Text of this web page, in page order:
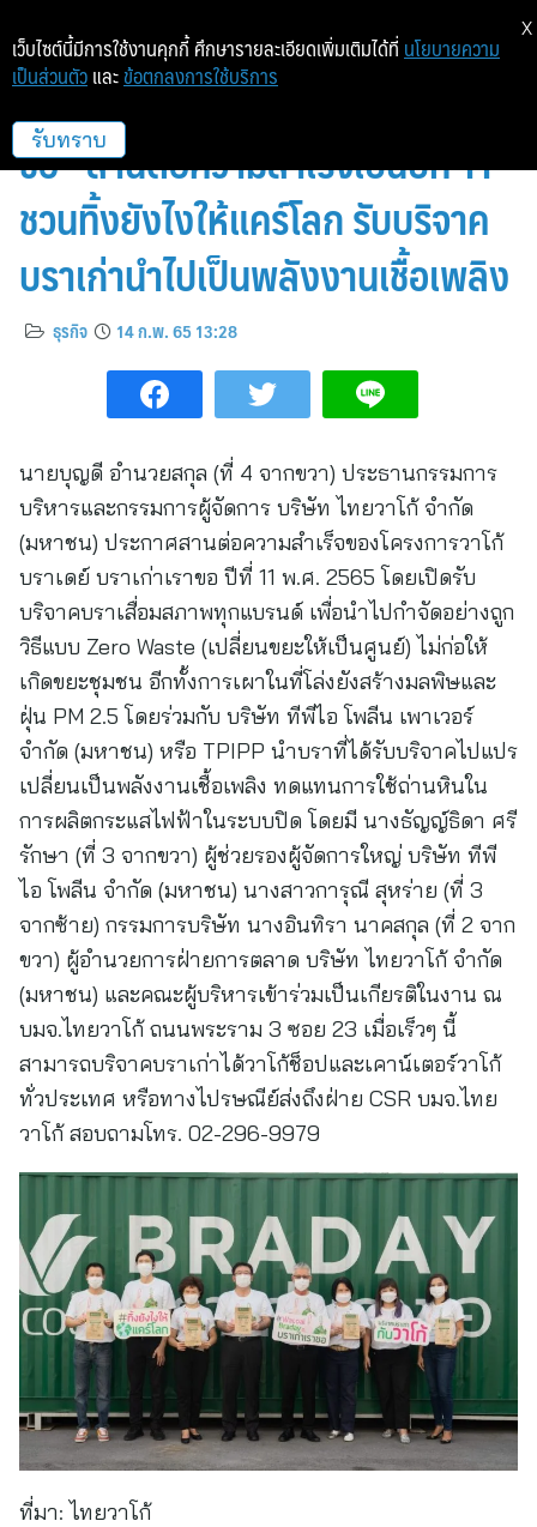
โครงการ “วาโก้บราเดย์ บราเก่าเรา
ขอ” สานต่อความสำเร็จเป็นปีที่ 11
ชวนทิ้งยังไงให้แคร์โลก รับบริจาค
บราเก่านำไปเป็นพลังงานเชื้อเพลิง
ธุรกิจ 14 ก.พ. 65 13:28
นายบุญดี อำนวยสกุล (ที่ 4 จากขวา) ประธานกรรมการ
บริหารและกรรมการผู้จัดการ บริษัท ไทยวาโก้ จำกัด
(มหาชน) ประกาศสานต่อความสำเร็จของโครงการวาโก้
บราเดย์ บราเก่าเราขอ ปีที่ 11 พ.ศ. 2565 โดยเปิดรับ
บริจาคบราเสื่อมสภาพทุกแบรนด์ เพื่อนำไปกำจัดอย่างถูก
วิธีแบบ Zero Waste (เปลี่ยนขยะให้เป็นศูนย์) ไม่ก่อให้
เกิดขยะชุมชน อีกทั้งการเผาในที่โล่งยังสร้างมลพิษและ
ฝุ่น PM 2.5 โดยร่วมกับ บริษัท ทีพีไอ โพลีน เพาเวอร์
จำกัด (มหาชน) หรือ TPIPP นำบราที่ได้รับบริจาคไปแปร
เปลี่ยนเป็นพลังงานเชื้อเพลิง ทดแทนการใช้ถ่านหินใน
การผลิตกระแสไฟฟ้าในระบบปิด โดยมี นางธัญญ์ธิดา ศรี
รักษา (ที่ 3 จากขวา) ผู้ช่วยรองผู้จัดการใหญ่ บริษัท ทีพี
ไอ โพลีน จำกัด (มหาชน) นางสาวการุณี สุหร่าย (ที่ 3
จากซ้าย) กรรมการบริษัท นางอินทิรา นาคสกุล (ที่ 2 จาก
ขวา) ผู้อำนวยการฝ่ายการตลาด บริษัท ไทยวาโก้ จำกัด
(มหาชน) และคณะผู้บริหารเข้าร่วมเป็นเกียรติในงาน ณ
บมจ.ไทยวาโก้ ถนนพระราม 3 ซอย 23 เมื่อเร็วๆ นี้
สามารถบริจาคบราเก่าได้วาโก้ช็อปและเคาน์เตอร์วาโก้
ทั่วประเทศ หรือทางไปรษณีย์ส่งถึงฝ่าย CSR บมจ.ไทย
วาโก้ สอบถามโทร. 02-296-9979
ที่มา: ไทยวาโก้
เว็บไซต์นี้มีการใช้งานคุกกี้ ศึกษารายละเอียดเพิ่มเติมได้ที่ นโยบายความ
เป็นส่วนตัว และ ข้อตกลงการใช้บริการ
รับทราบ
X